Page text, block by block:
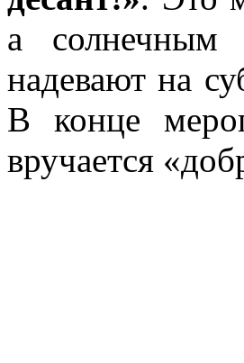
а солнечным
надевают на
В конце
вручается